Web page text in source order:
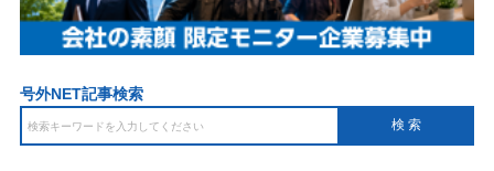
号外NET記事検索